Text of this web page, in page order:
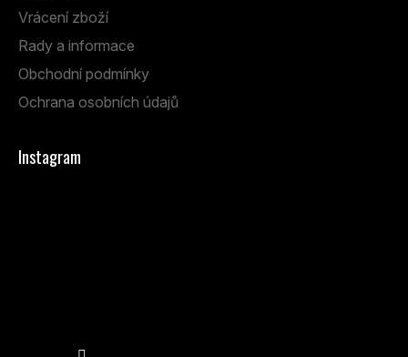
Vrácení zboží
Rady a informace
Obchodní podmínky
Ochrana osobních údajů
Instagram